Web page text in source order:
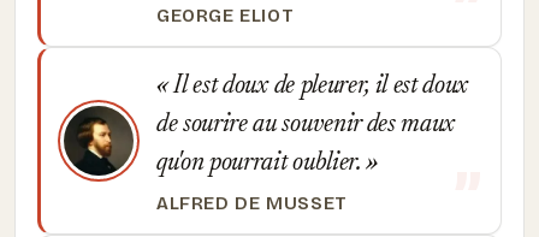
GEORGE ELIOT
Il est doux de pleurer, il est doux
de sourire au souvenir des maux
qu'on pourrait oublier.
ALFRED DE MUSSET